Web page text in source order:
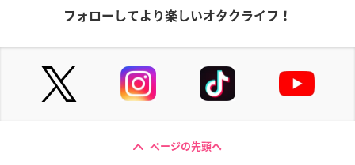
フォローしてより楽しいオタクライフ！
ページの先頭へ